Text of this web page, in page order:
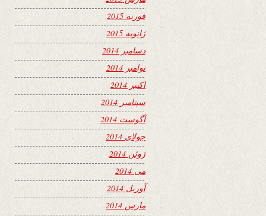
فوریه 2015
ژانویه 2015
دسامبر 2014
نوامبر 2014
اکتبر 2014
سپتامبر 2014
آگوست 2014
جولای 2014
ژوئن 2014
می 2014
آوریل 2014
مارس 2014